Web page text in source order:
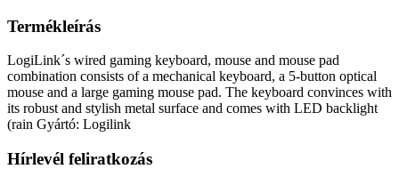
Termékleírás
LogiLink´s wired gaming keyboard, mouse and mouse pad
combination consists of a mechanical keyboard, a 5-button optical
mouse and a large gaming mouse pad. The keyboard convinces with
its robust and stylish metal surface and comes with LED backlight
(rain Gyártó: Logilink
Hírlevél feliratkozás